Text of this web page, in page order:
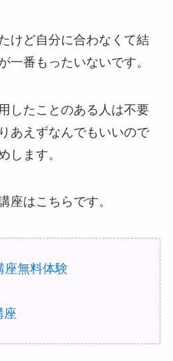
けど自分に合わなくて結
一番もったいないです。
したことのある人は不要
あえずなんでもいいので
します。
座はこちらです。
座無料体験
座